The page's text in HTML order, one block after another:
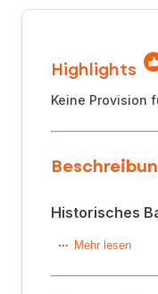
Highlights
Keine Provision
Historisches
Dieses
Mehr lesen